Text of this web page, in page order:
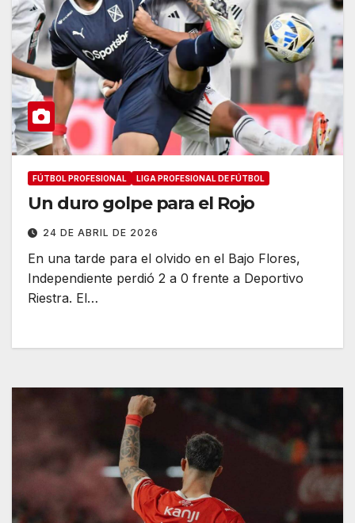
FÚTBOL PROFESIONAL LIGA PROFESIONAL DE FÚTBOL
Un duro golpe para el Rojo
24 DE ABRIL DE 2026
En una tarde para el olvido en el Bajo Flores,
Independiente perdió 2 a 0 frente a Deportivo
Riestra. El…